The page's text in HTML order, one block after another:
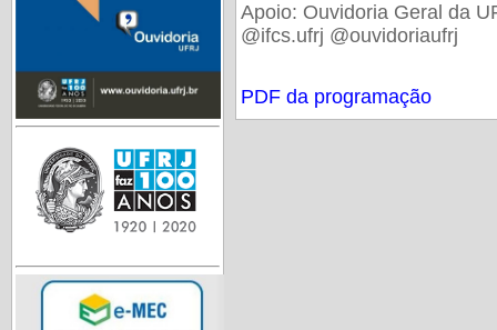
Apoio: Ouvidoria Geral da
@ifcs.ufrj @ouvidoriaufrj
PDF da programação